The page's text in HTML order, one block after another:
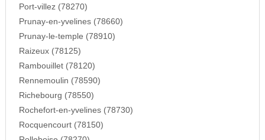
Port-villez (78270)
Prunay-en-yvelines (78660)
Prunay-le-temple (78910)
Raizeux (78125)
Rambouillet (78120)
Rennemoulin (78590)
Richebourg (78550)
Rochefort-en-yvelines (78730)
Rocquencourt (78150)